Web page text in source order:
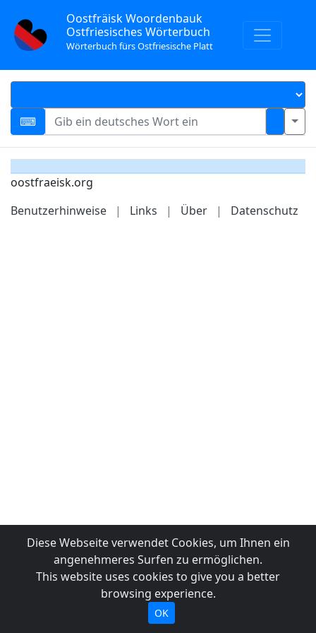
Oostfräisk Woordenbauk
Ostfriesisches Wörterbuch
Wörterbuch fürs Ostfriesische Platt
oostfraeisk.org
Benutzerhinweise
| Links | Über | Datenschutz
Diese Webseite verwendet Cookies, um Ihnen ein
angenehmeres Surfen zu ermöglichen.
This website uses cookies to give you a better
browsing experience.
OK